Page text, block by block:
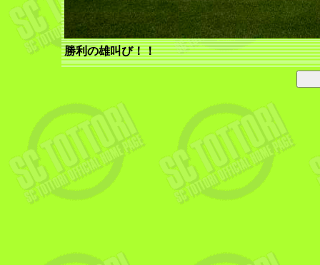
勝利の雄叫び！！